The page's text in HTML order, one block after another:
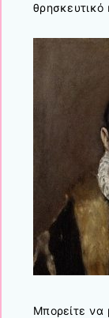
θρησκευτικό
Μπορείτε να